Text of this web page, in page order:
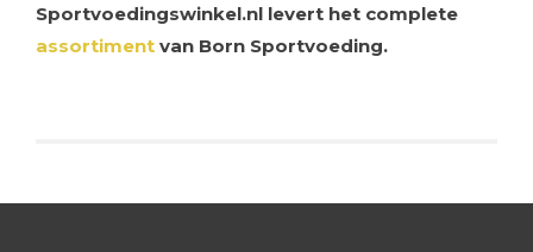
Sportvoedingswinkel.nl levert het complete
assortiment van Born Sportvoeding.